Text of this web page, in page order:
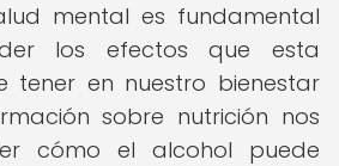
mental es fundamental
los efectos que esta
tener en nuestro bienestar
sobre nutrición nos
cómo el alcohol puede